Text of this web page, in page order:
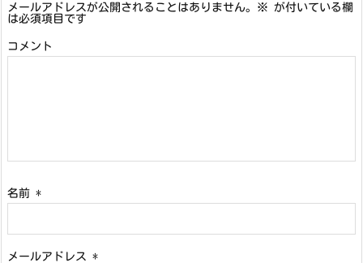
メールアドレスが公開されることはありません。 ※ が付いている欄
は必須項目です
コメント
名前 *
メールアドレス *